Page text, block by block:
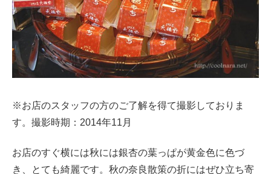
※お店のスタッフの方のご了解を得て撮影しておりま
す。撮影時期：2014年11月
お店のすぐ横には秋には銀杏の葉っぱが黄金色に色づ
き、とても綺麗です。秋の奈良散策の折にはぜひ立ち寄